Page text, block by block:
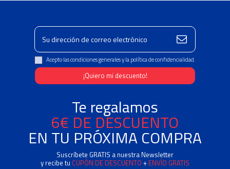
Acepto las condiciones generales y la política de confidencialidad.
Te regalamos
6€ DE DESCUENTO
EN TU PRÓXIMA COMPRA
Suscríbete GRATIS a nuestra Newsletter
y recibe tu CUPÓN DE DESCUENTO + ENVÍO GRATIS